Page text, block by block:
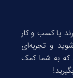
یا کسب و کار
و تجربه‌ای
که به شما کمک